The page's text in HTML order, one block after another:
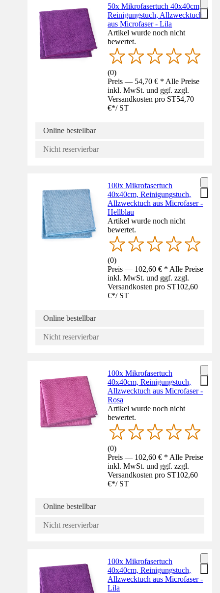
50x Mikrofasertuch 40x40cm,
Reinigungstuch, Allzwecktuch
aus Microfaser - Lila
Artikel wurde noch nicht
bewertet.
(0)
Preis — 54,70 € * Alle Preise
inkl. MwSt. und ggf. zzgl.
Versandkosten pro ST54,70
€*/ ST
Online bestellbar
Nicht reservierbar
100x Mikrofasertuch
40x40cm, Reinigungstuch,
Allzwecktuch aus Microfaser -
Hellblau
Artikel wurde noch nicht
bewertet.
(0)
Preis — 102,60 € * Alle Preise
inkl. MwSt. und ggf. zzgl.
Versandkosten pro ST102,60
€*/ ST
Online bestellbar
Nicht reservierbar
100x Mikrofasertuch
40x40cm, Reinigungstuch,
Allzwecktuch aus Microfaser -
Rosa
Artikel wurde noch nicht
bewertet.
(0)
Preis — 102,60 € * Alle Preise
inkl. MwSt. und ggf. zzgl.
Versandkosten pro ST102,60
€*/ ST
Online bestellbar
Nicht reservierbar
100x Mikrofasertuch
40x40cm, Reinigungstuch,
Allzwecktuch aus Microfaser -
Lila